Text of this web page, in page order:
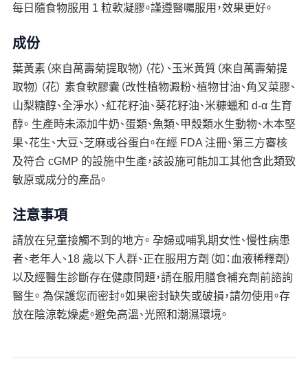
每日隨食物服用 1 粒軟凝膠。謹遵醫囑服用，效果更好。
成份
葉黃素（來自萬壽菊提取物）（花）、玉米黃質（來自萬壽菊提
取物）（花） 素食軟膠囊（改性植物澱粉、植物甘油、角叉菜膠、
山梨糖醇、全淨水）、紅花籽油、葵花籽油、米糠蠟和 d-α 生育
醇。 生產時未添加牛奶、蛋類、魚類、甲殼類水生動物、木本堅
果、花生、大豆、芝麻或谷蛋白。在經 FDA 注冊、第三方審核
及符合 cGMP 的設施中生產，該設施可能加工其他含此類致
敏原或成分的產品。
注意事項
請放在兒童接觸不到的地方。 孕婦或哺乳期女性、慢性病患
者、老年人、18 歲以下人群、正在服用方劑（如：血液稀釋劑）
以及經醫生診斷存在健康問題，請在服用膳食補充劑前諮詢
醫生。 為保護您而密封。如果密封缺失或破損，請勿使用。存
放在陰涼乾燥處。避免高溫、光照和潮濕環境。